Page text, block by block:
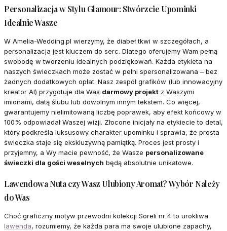
Personalizacja w Stylu Glamour: Stwórzcie Upominki
Idealnie Wasze
W Amelia-Wedding.pl wierzymy, że diabeł tkwi w szczegółach, a
personalizacja jest kluczem do serc. Dlatego oferujemy Wam pełną
swobodę w tworzeniu idealnych podziękowań. Każda etykieta na
naszych świeczkach może zostać w pełni spersonalizowana – bez
żadnych dodatkowych opłat. Nasz zespół grafików (lub innowacyjny
kreator AI) przygotuje dla Was darmowy projekt z Waszymi
imionami, datą ślubu lub dowolnym innym tekstem. Co więcej,
gwarantujemy nielimitowaną liczbę poprawek, aby efekt końcowy w
100% odpowiadał Waszej wizji. Złocone inicjały na etykiecie to detal,
który podkreśla luksusowy charakter upominku i sprawia, że prosta
świeczka staje się ekskluzywną pamiątką. Proces jest prosty i
przyjemny, a Wy macie pewność, że Wasze personalizowane
świeczki dla gości weselnych będą absolutnie unikatowe.
Lawendowa Nuta czy Wasz Ulubiony Aromat? Wybór Należy
do Was
Choć graficzny motyw przewodni kolekcji Soreli nr 4 to urokliwa
lawenda, rozumiemy, że każda para ma swoje ulubione zapachy,